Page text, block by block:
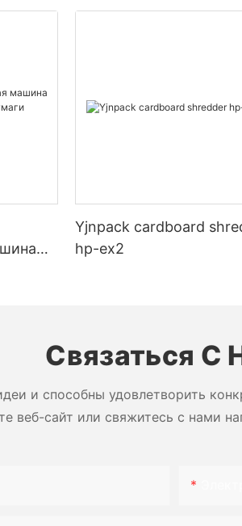
Yjnpack cardboard
hp-ex2
Связаться С
и способны удовлетворить
веб-сайт или свяжитесь с нами